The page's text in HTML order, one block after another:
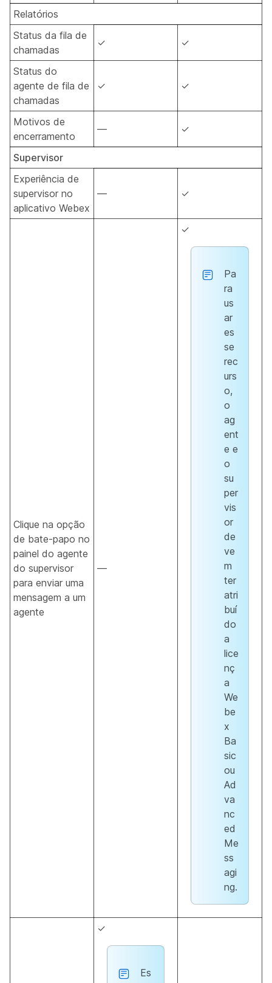
Relatórios
Status da fila de
chamadas
✓ ✓
Status do
agente de fila de
chamadas
✓ ✓
Motivos de
encerramento
— ✓
Supervisor
Experiência de
supervisor no
aplicativo Webex
— ✓
Clique na opção
de bate-papo no
painel do agente
do supervisor
para enviar uma
mensagem a um
agente
—
✓
Pa
ra
us
ar
es
se
rec
urs
o,
o
ag
ent
e e
o
su
per
vis
or
de
ve
m
ter
atri
buí
do
a
lice
nç
a
We
be
x
Ba
sic
ou
Ad
va
nc
ed
Me
ss
agi
ng.
✓
Es